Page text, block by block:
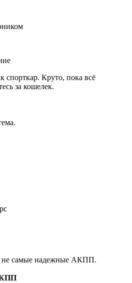
спорткар. Круто, пока всё
за кошелек.
не самые надежные АКПП.